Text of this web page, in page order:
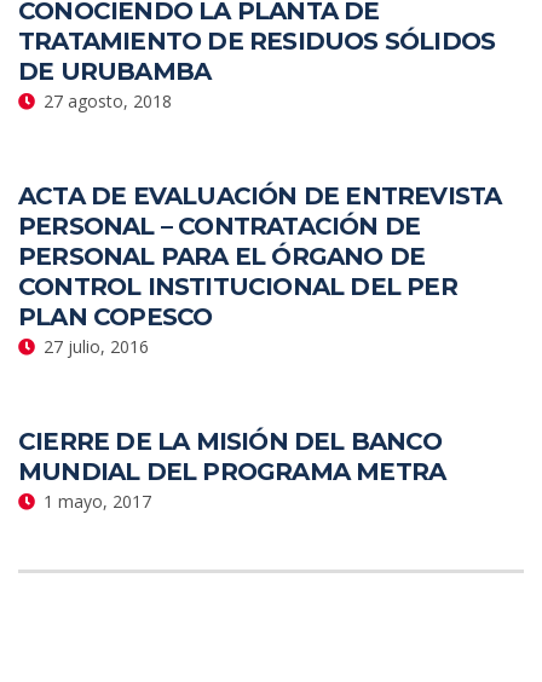
CONOCIENDO LA PLANTA DE
TRATAMIENTO DE RESIDUOS SÓLIDOS
DE URUBAMBA
27 agosto, 2018
ACTA DE EVALUACIÓN DE ENTREVISTA
PERSONAL – CONTRATACIÓN DE
PERSONAL PARA EL ÓRGANO DE
CONTROL INSTITUCIONAL DEL PER
PLAN COPESCO
27 julio, 2016
CIERRE DE LA MISIÓN DEL BANCO
MUNDIAL DEL PROGRAMA METRA
1 mayo, 2017